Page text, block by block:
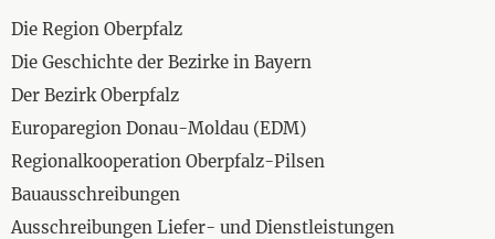
Die Region Oberpfalz
Die Geschichte der Bezirke in Bayern
Der Bezirk Oberpfalz
Europaregion Donau-Moldau (EDM)
Regionalkooperation Oberpfalz-Pilsen
Bauausschreibungen
Ausschreibungen Liefer- und Dienstleistungen